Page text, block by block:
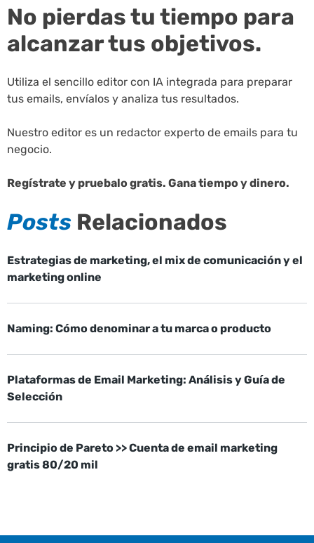
No pierdas tu tiempo para
alcanzar tus objetivos.
Utiliza el sencillo editor con IA integrada para preparar
tus emails, envíalos y analiza tus resultados.
Nuestro editor es un redactor experto de emails para tu
negocio.
Regístrate y pruebalo gratis. Gana tiempo y dinero.
Posts Relacionados
Estrategias de marketing, el mix de comunicación y el
marketing online
Naming: Cómo denominar a tu marca o producto
Plataformas de Email Marketing: Análisis y Guía de
Selección
Principio de Pareto >> Cuenta de email marketing
gratis 80/20 mil